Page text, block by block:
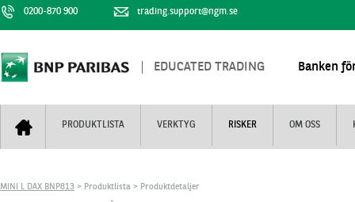
0200-870 900 trading.support@ngm.se
EDUCATED TRADING Banken
PRODUKTLISTA VERKTYG RISKER OM OSS
Mini Futures
Nyhestbrev+
Finansiell information
MINI L DAX BNP813 > Produktlista > Produktdetaljer